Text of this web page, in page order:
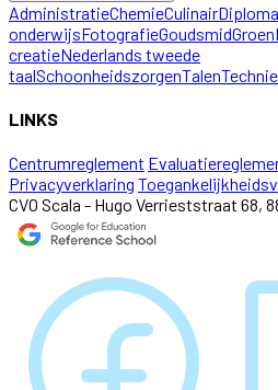
AdministratieChemieCulinair
onderwijsFotografieGoudsmidGroen
creatieNederlands tweede
taalSchoonheidszorgenTalen
LINKS
Centrumreglement
Privacyverklaring
CVO Scala - Hugo Verrieststraat 68,